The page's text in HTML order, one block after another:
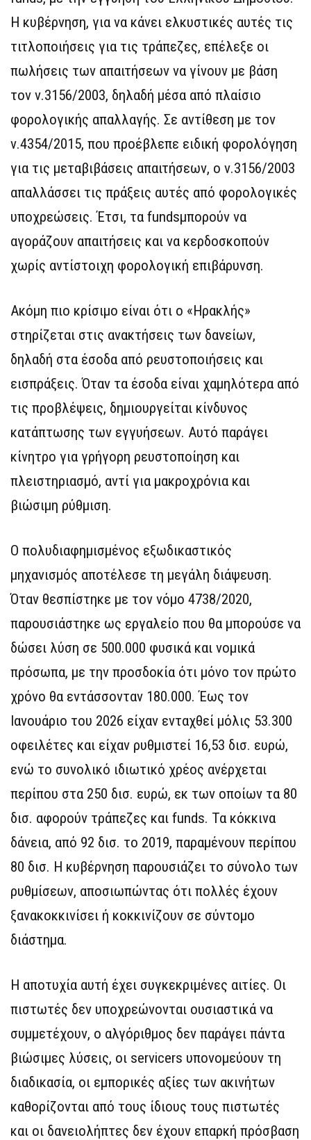
Η κυβέρνηση, για να κάνει ελκυστικές αυτές τις
τιτλοποιήσεις για τις τράπεζες, επέλεξε οι
πωλήσεις των απαιτήσεων να γίνουν με βάση
τον ν.3156/2003, δηλαδή μέσα από πλαίσιο
φορολογικής απαλλαγής. Σε αντίθεση με τον
ν.4354/2015, που προέβλεπε ειδική φορολόγηση
για τις μεταβιβάσεις απαιτήσεων, ο ν.3156/2003
απαλλάσσει τις πράξεις αυτές από φορολογικές
υποχρεώσεις. Έτσι, τα fundsμπορούν να
αγοράζουν απαιτήσεις και να κερδοσκοπούν
χωρίς αντίστοιχη φορολογική επιβάρυνση.
Ακόμη πιο κρίσιμο είναι ότι ο «Ηρακλής»
στηρίζεται στις ανακτήσεις των δανείων,
δηλαδή στα έσοδα από ρευστοποιήσεις και
εισπράξεις. Όταν τα έσοδα είναι χαμηλότερα από
τις προβλέψεις, δημιουργείται κίνδυνος
κατάπτωσης των εγγυήσεων. Αυτό παράγει
κίνητρο για γρήγορη ρευστοποίηση και
πλειστηριασμό, αντί για μακροχρόνια και
βιώσιμη ρύθμιση.
Ο πολυδιαφημισμένος εξωδικαστικός
μηχανισμός αποτέλεσε τη μεγάλη διάψευση.
Όταν θεσπίστηκε με τον νόμο 4738/2020,
παρουσιάστηκε ως εργαλείο που θα μπορούσε να
δώσει λύση σε 500.000 φυσικά και νομικά
πρόσωπα, με την προσδοκία ότι μόνο τον πρώτο
χρόνο θα εντάσσονταν 180.000. Έως τον
Ιανουάριο του 2026 είχαν ενταχθεί μόλις 53.300
οφειλέτες και είχαν ρυθμιστεί 16,53 δισ. ευρώ,
ενώ το συνολικό ιδιωτικό χρέος ανέρχεται
περίπου στα 250 δισ. ευρώ, εκ των οποίων τα 80
δισ. αφορούν τράπεζες και funds. Τα κόκκινα
δάνεια, από 92 δισ. το 2019, παραμένουν περίπου
80 δισ. Η κυβέρνηση παρουσιάζει το σύνολο των
ρυθμίσεων, αποσιωπώντας ότι πολλές έχουν
ξανακοκκινίσει ή κοκκινίζουν σε σύντομο
διάστημα.
Η αποτυχία αυτή έχει συγκεκριμένες αιτίες. Οι
πιστωτές δεν υποχρεώνονται ουσιαστικά να
συμμετέχουν, ο αλγόριθμος δεν παράγει πάντα
βιώσιμες λύσεις, οι servicers υπονομεύουν τη
διαδικασία, οι εμπορικές αξίες των ακινήτων
καθορίζονται από τους ίδιους τους πιστωτές
και οι δανειολήπτες δεν έχουν επαρκή πρόσβαση